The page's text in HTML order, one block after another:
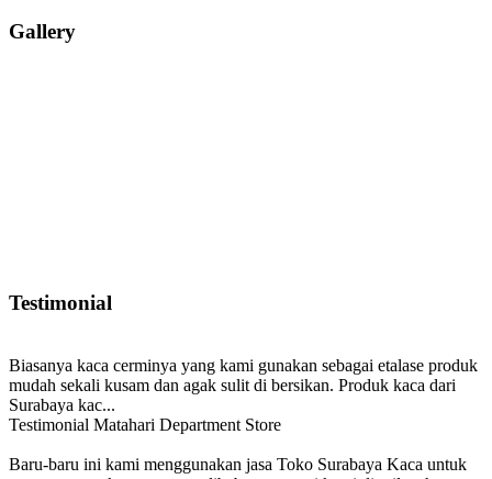
Gallery
Testimonial
Biasanya kaca cerminya yang kami gunakan sebagai etalase produk
mudah sekali kusam dan agak sulit di bersikan. Produk kaca dari
Surabaya kac...
Testimonial Matahari Department Store
Baru-baru ini kami menggunakan jasa Toko Surabaya Kaca untuk